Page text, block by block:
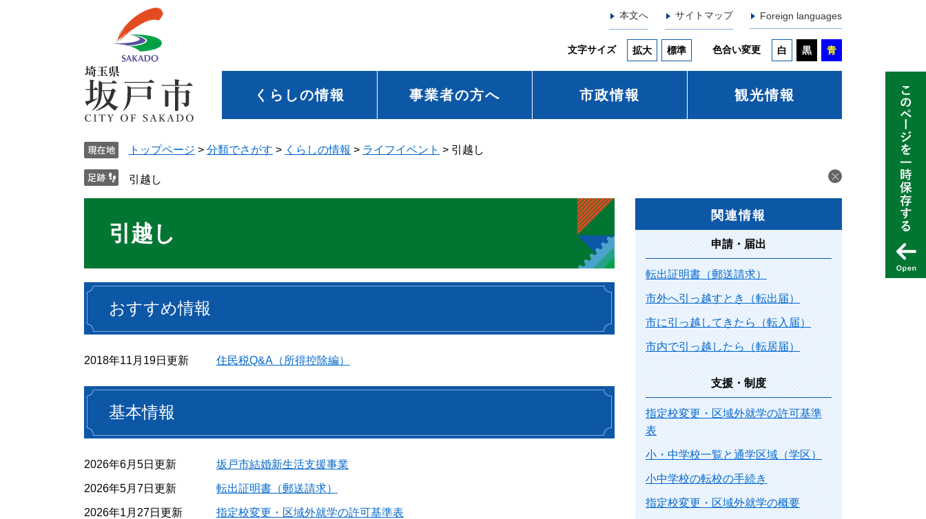
本文へ サイトマップ Foreign languages
文字サイズ 拡大 標準 色合い変更 白 黒 青
くらしの情報 事業者の方へ 市政情報 観光情報
トップページ > 分類でさがす > くらしの情報 > ライフイベント > 引越し
引越し
引越し
おすすめ情報
2018年11月19日更新 住民税Q&A（所得控除編）
基本情報
2026年6月5日更新 坂戸市結婚新生活支援事業
2026年5月7日更新 転出証明書（郵送請求）
2026年1月27日更新 指定校変更・区域外就学の許可基準表
関連情報
申請・届出
転出証明書（郵送請求）
市外へ引っ越すとき（転出届）
市に引っ越してきたら（転入届）
市内で引っ越したら（転居届）
支援・制度
指定校変更・区域外就学の許可基準
表
小・中学校一覧と通学区域（学区）
小中学校の転校の手続き
指定校変更・区域外就学の概要